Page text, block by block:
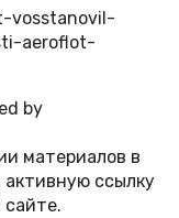
vosstanovil-
aeroflot-
by
материалов в
ссылку